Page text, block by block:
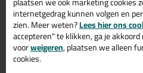
Oke! En hoe verwijder je
aan de hand van de volgende
Controleer de lengte van
internetgedrag kunnen volgen en
zien. Meer weten?Lees hier ons
accepteren" te klikken, ga je
voorweigeren, plaatsen we alleen
cookies.